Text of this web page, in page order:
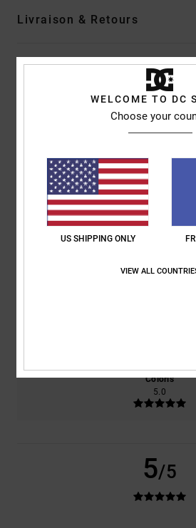
Livraison & Retours
5.0
basé sur1 avis vérifiés
100% de nos clients
Coloris
5.0
5/5
WELCOME TO DC
Choose your
US SHIPPING ONLY
VIEW ALL